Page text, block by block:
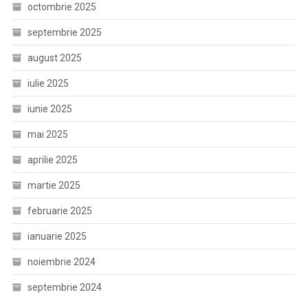
octombrie 2025
septembrie 2025
august 2025
iulie 2025
iunie 2025
mai 2025
aprilie 2025
martie 2025
februarie 2025
ianuarie 2025
noiembrie 2024
septembrie 2024